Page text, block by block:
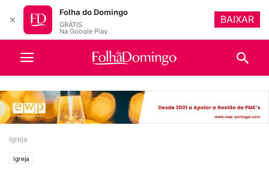
Igreja
Igreja
✕
Folha do Domingo
GRÁTIS
Na Google Play
BAIXAR